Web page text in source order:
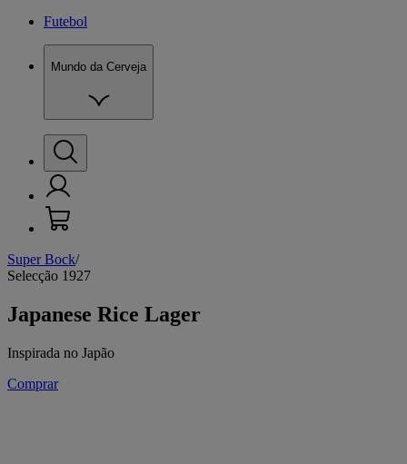
Futebol
Mundo da Cerveja
Super Bock/
Selecção 1927
Japanese Rice Lager
Inspirada no Japão
Comprar